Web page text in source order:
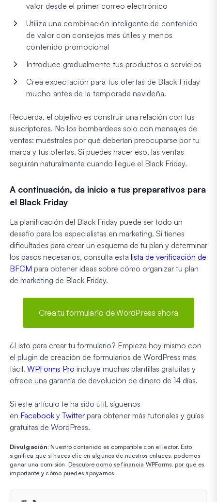
valor desde el primer correo electrónico
Utiliza una combinación inteligente de contenido
de valor con consejos más útiles y menos
contenido promocional
Introduce gradualmente tus productos o servicios
Crea expectación para tus ofertas de Black Friday
mucho antes de la temporada navideña.
Recuerda, el objetivo es construir una relación con tus
suscriptores. No los bombardees solo con mensajes de
ventas: muéstrales por qué deberían preocuparse por tu
marca y tus ofertas. Si puedes hacer eso, las ventas
seguirán naturalmente cuando llegue el Black Friday.
A continuación, da inicio a tus preparativos para
el Black Friday
La planificación del Black Friday puede ser todo un
desafío para los especialistas en marketing. Si tienes
dificultades para crear un esquema de tu plan y determinar
los pasos necesarios, consulta esta lista de verificación de
BFCM para obtener ideas sobre cómo organizar tu plan
de marketing de Black Friday.
Crea tu formulario de WordPress ahora
¿Listo para crear tu formulario? Empieza hoy mismo con
el plugin de creación de formularios de WordPress más
fácil. WPForms Pro incluye muchas plantillas gratuitas y
ofrece una garantía de devolución de dinero de 14 días.
Si este artículo te ha sido útil, síguenos
en Facebook y Twitter para obtener más tutoriales y guías
gratuitas de WordPress.
Divulgación: Nuestro contenido es compatible con el lector. Esto
significa que si haces clic en algunos de nuestros enlaces, podemos
ganar una comisión. Descubre cómo se financia WPForms, por qué es
importante y cómo puedes apoyarnos.